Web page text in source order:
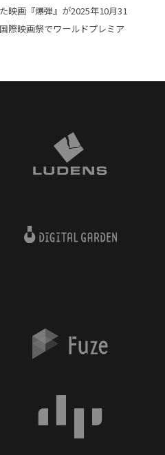
映画『爆弾』が2025年10月31
際映画祭でワールドプレミア